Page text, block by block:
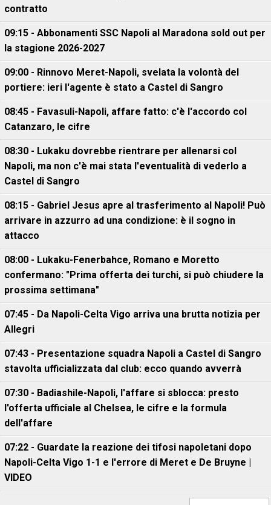
contratto
09:15 - Abbonamenti SSC Napoli al Maradona sold out per
la stagione 2026-2027
09:00 - Rinnovo Meret-Napoli, svelata la volontà del
portiere: ieri l'agente è stato a Castel di Sangro
08:45 - Favasuli-Napoli, affare fatto: c'è l'accordo col
Catanzaro, le cifre
08:30 - Lukaku dovrebbe rientrare per allenarsi col
Napoli, ma non c'è mai stata l'eventualità di vederlo a
Castel di Sangro
08:15 - Gabriel Jesus apre al trasferimento al Napoli! Può
arrivare in azzurro ad una condizione: è il sogno in
attacco
08:00 - Lukaku-Fenerbahce, Romano e Moretto
confermano: "Prima offerta dei turchi, si può chiudere la
prossima settimana"
07:45 - Da Napoli-Celta Vigo arriva una brutta notizia per
Allegri
07:43 - Presentazione squadra Napoli a Castel di Sangro
stavolta ufficializzata dal club: ecco quando avverrà
07:30 - Badiashile-Napoli, l'affare si sblocca: presto
l'offerta ufficiale al Chelsea, le cifre e la formula
dell'affare
07:22 - Guardate la reazione dei tifosi napoletani dopo
Napoli-Celta Vigo 1-1 e l'errore di Meret e De Bruyne |
VIDEO